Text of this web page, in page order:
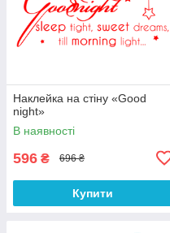
Наклейка на стіну «Good
night»
В наявності
596 ₴ 696 ₴
Купити